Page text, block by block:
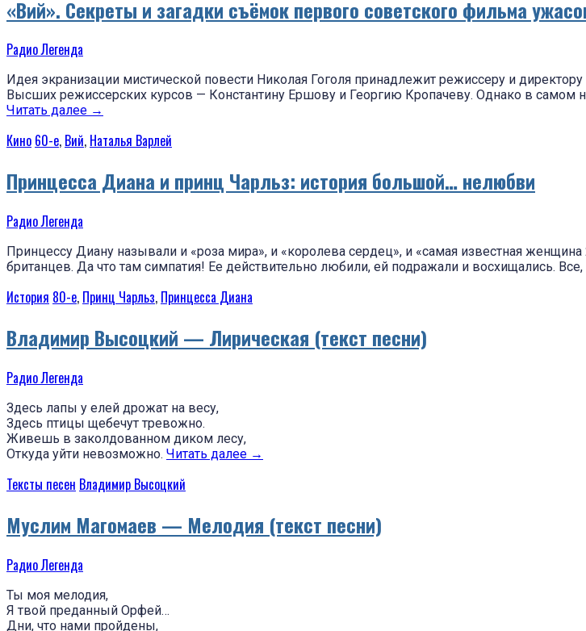
«Вий». Секреты и загадки съёмок первого советского фильма
Радио Легенда
Идея экранизации мистической повести Николая Гоголя принадлежит режиссеру и
Высших режиссерских курсов — Константину Ершову и Георгию Кропачеву. Однако в самом
Читать далее →
Кино 60-е, Вий, Наталья Варлей
Принцесса Диана и принц Чарльз: история большой… нелюбви
Радио Легенда
Принцессу Диану называли и «роза мира», и «королева сердец», и «самая известная
британцев. Да что там симпатия! Ее действительно любили, ей подражали и восхищались.
История 80-е, Принц Чарльз, Принцесса Диана
Владимир Высоцкий — Лирическая (текст песни)
Радио Легенда
Здесь лапы у елей дрожат на весу,
Здесь птицы щебечут тревожно.
Живешь в заколдованном диком лесу,
Откуда уйти невозможно. Читать далее →
Тексты песен Владимир Высоцкий
Муслим Магомаев — Мелодия (текст песни)
Радио Легенда
Ты моя мелодия,
Я твой преданный Орфей…
Дни, что нами пройдены,